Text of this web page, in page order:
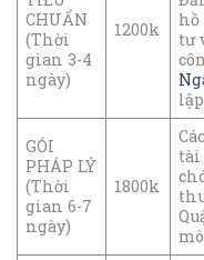
CHUẨN
(Thời
gian 3-4
ngày)
1200k
hồ
tư
lập
GÓI
PHÁP LÝ
(Thời
gian 6-7
ngày)
1800k
tài